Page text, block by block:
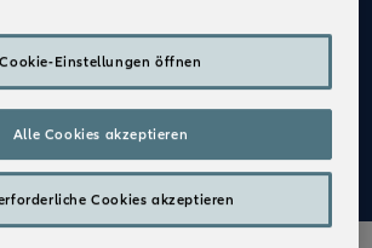
Altersvorsorge
Weiterbildung
Vorteilen im Vertrieb der Allianz
Cookie-Einstellungen öffnen
Cookies akzeptieren
Alle Cookies akzeptieren